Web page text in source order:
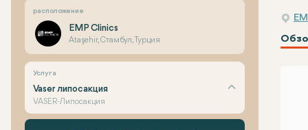
расположение
EMP Clinics
Ataşehir, Стамбул, Турция
Услуга
Vaser липосакция
VASER-Липосакция